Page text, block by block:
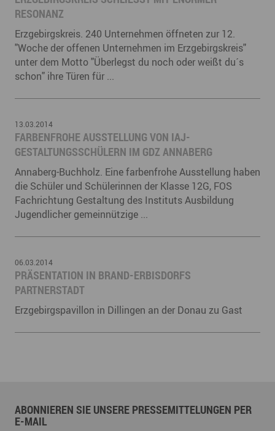
ESONANZ
Erzgebirgskreis. 240 Unternehmen öffneten zur 12.
"Woche der offenen Unternehmen im Erzgebirgskreis"
unter dem Motto "Überlegst du noch oder weißt du´s
schon" ihre Türen für ...
13.03.2014
FARBENFROHE AUSSTELLUNG VON IAJ-
GESTALTUNGSSCHÜLERN IM GDZ ANNABERG
Annaberg-Buchholz. Eine farbenfrohe Ausstellung haben
die Schüler und Schülerinnen der Klasse 12G, FOS
Fachrichtung Gestaltung des Instituts Ausbildung
Jugendlicher gemeinnützige ...
06.03.2014
PRÄSENTATION IN BRAND-ERBISDORFS
PARTNERSTADT
Erzgebirgspavillon in Dillingen an der Donau zu Gast
ABONNIEREN SIE UNSERE PRESSEMITTELUNGEN PER
E-MAIL